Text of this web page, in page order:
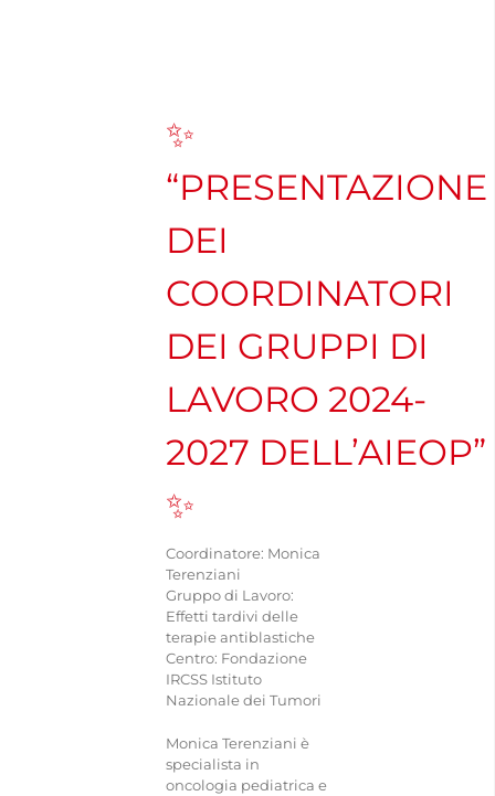
OPERATORI SANITARI
✨
“PRESENTAZIONE
DEI
COORDINATORI
DEI GRUPPI DI
LAVORO 2024-
2027 DELL’AIEOP”
✨
Coordinatore: Monica
Terenziani
Gruppo di Lavoro:
Effetti tardivi delle
terapie antiblastiche
Centro: Fondazione
IRCSS Istituto
Nazionale dei Tumori
Monica Terenziani è
specialista in
oncologia pediatrica e